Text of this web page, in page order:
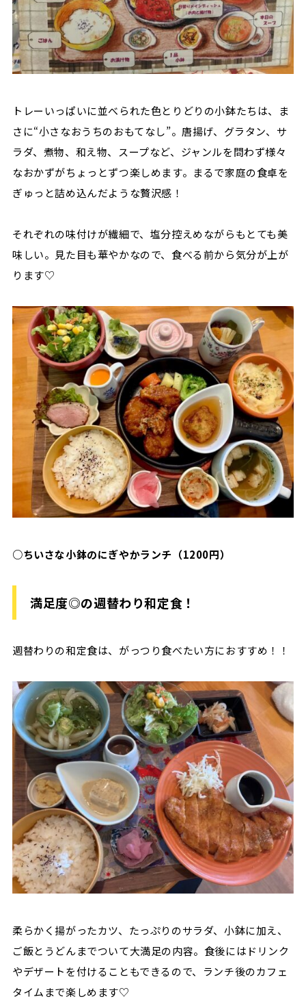
トレーいっぱいに並べられた色とりどりの小鉢たちは、ま
さに“小さなおうちのおもてなし”。唐揚げ、グラタン、サ
ラダ、煮物、和え物、スープなど、ジャンルを問わず様々
なおかずがちょっとずつ楽しめます。まるで家庭の食卓を
ぎゅっと詰め込んだような贅沢感！
それぞれの味付けが繊細で、塩分控えめながらもとても美
味しい。見た目も華やかなので、食べる前から気分が上が
ります♡
○ちいさな小鉢のにぎやかランチ（1200円）
満足度◎の週替わり和定食！
週替わりの和定食は、がっつり食べたい方におすすめ！！
柔らかく揚がったカツ、たっぷりのサラダ、小鉢に加え、
ご飯とうどんまでついて大満足の内容。食後にはドリンク
やデザートを付けることもできるので、ランチ後のカフェ
タイムまで楽しめます♡